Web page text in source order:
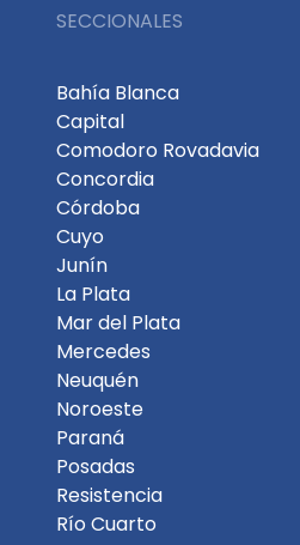
SECCIONALES
Bahía Blanca
Capital
Comodoro Rovadavia
Concordia
Córdoba
Cuyo
Junín
La Plata
Mar del Plata
Mercedes
Neuquén
Noroeste
Paraná
Posadas
Resistencia
Río Cuarto